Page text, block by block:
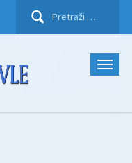
Pretraži: